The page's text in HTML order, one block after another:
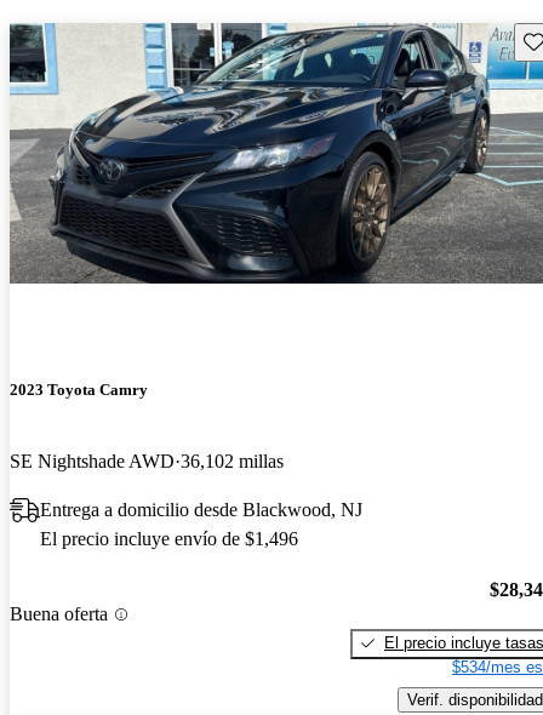
2023 Toyota Camry
SE Nightshade AWD 36,102 millas
Entrega a domicilio desde Blackwood, NJ
El precio incluye envío de $1,496
Buena oferta
El precio incluye tasas
$534/mes
Verif. disponibilidad